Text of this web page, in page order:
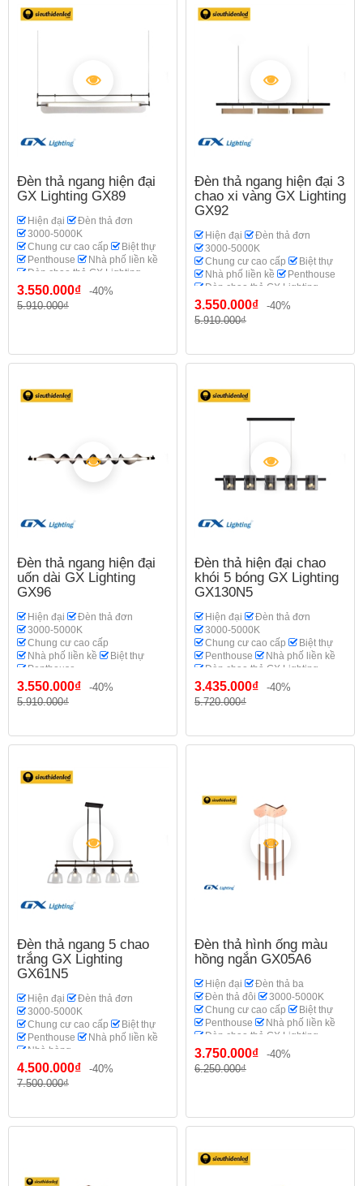
Đèn thả ngang hiện đại
GX Lighting GX89
Hiện đại
Đèn thả đơn
3000-5000K
Chung cư cao cấp
Biệt thự
Penthouse
Nhà phố liền kề
Đèn chao thả GX Lighting
3.550.000₫
-40%
5.910.000₫
Đèn thả ngang hiện đại 3
chao xi vàng GX Lighting
GX92
Hiện đại
Đèn thả đơn
3000-5000K
Chung cư cao cấp
Biệt thự
Nhà phố liền kề
Penthouse
Đèn chao thả GX Lighting
3.550.000₫
-40%
5.910.000₫
Đèn thả ngang hiện đại
uốn dài GX Lighting
GX96
Hiện đại
Đèn thả đơn
3000-5000K
Chung cư cao cấp
Nhà phố liền kề
Biệt thự
Penthouse
Đèn chao thả GX Lighting
3.550.000₫
-40%
5.910.000₫
Đèn thả hiện đại chao
khói 5 bóng GX Lighting
GX130N5
Hiện đại
Đèn thả đơn
3000-5000K
Chung cư cao cấp
Biệt thự
Penthouse
Nhà phố liền kề
Đèn chao thả GX Lighting
3.435.000₫
-40%
5.720.000₫
Đèn thả ngang 5 chao
trắng GX Lighting
GX61N5
Hiện đại
Đèn thả đơn
3000-5000K
Chung cư cao cấp
Biệt thự
Penthouse
Nhà phố liền kề
Nhà hàng
Đèn chao thả GX Lighting
4.500.000₫
-40%
7.500.000₫
Đèn thả hình ống màu
hồng ngắn GX05A6
Hiện đại
Đèn thả ba
Đèn thả đôi
3000-5000K
Chung cư cao cấp
Biệt thự
Penthouse
Nhà phố liền kề
Đèn chao thả GX Lighting
3.750.000₫
-40%
6.250.000₫